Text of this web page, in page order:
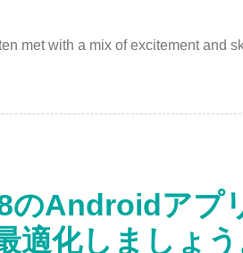
met with a mix of excitement and
のAndroidアプ
適化しましょう